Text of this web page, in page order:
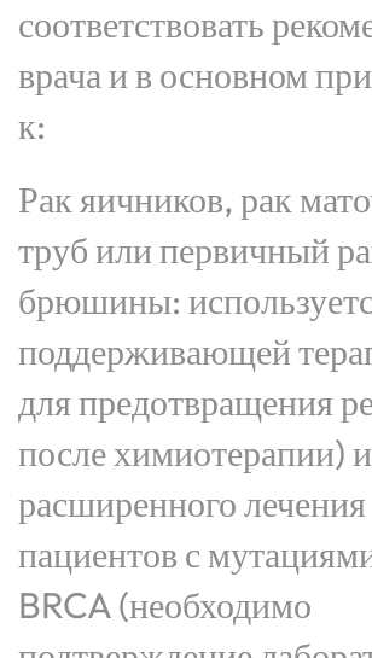
соответствовать
врача и в основном
к:
Рак яичников, рак
труб или первичный
брюшины:
поддерживающей
для предотвращения
после химиотерапии)
расширенного лечения
пациентов с
BRCA (необходимо